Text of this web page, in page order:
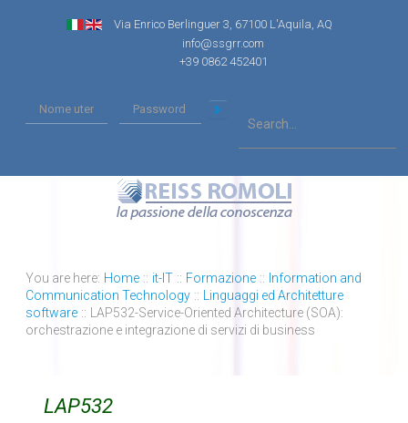
Via Enrico Berlinguer 3, 67100 L'Aquila, AQ
info@ssgrr.com
+39 0862 452401
You are here: Home :: it-IT :: Formazione :: Information and
Communication Technology ::
Linguaggi ed Architetture
software ::
LAP532-Service-Oriented Architecture (SOA):
orchestrazione e integrazione di servizi di business
LAP532